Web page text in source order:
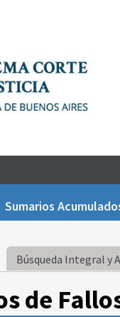
Sumarios
Búsqueda Integral y
de